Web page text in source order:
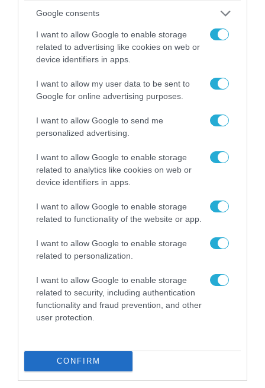
Google consents
I want to allow Google to enable storage
related to advertising like cookies on web or
device identifiers in apps.
I want to allow my user data to be sent to
Google for online advertising purposes.
I want to allow Google to send me
personalized advertising.
I want to allow Google to enable storage
related to analytics like cookies on web or
device identifiers in apps.
I want to allow Google to enable storage
related to functionality of the website or app.
I want to allow Google to enable storage
related to personalization.
I want to allow Google to enable storage
related to security, including authentication
functionality and fraud prevention, and other
user protection.
CONFIRM
αμερικανικών και ισραηλινών
αεροσκαφών & drones που
καταρρίφθηκαν
POPULAR 24H
Τα πρώτα πλάνα ομάδας Βορειοκορεατών
στρατιωτών από την αποστολή των 30.000